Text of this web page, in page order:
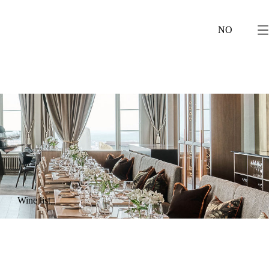
NO
Wine list